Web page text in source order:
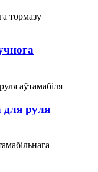
для руля